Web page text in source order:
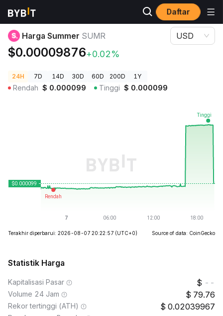
Daftar
Harga Kripto
Harga Summer SUMR
$0.00009876+0.02%
USD
24H 7D 14D 30D 60D 200D 1Y
Rendah $ 0.000099 Tinggi $ 0.000099
Terakhir diperbarui: 2026-08-07 20:22:57 (UTC+0) Source of data: CoinGecko
Statistik Harga
Kapitalisasi Pasar --
Volume 24 Jam 79.76
Rekor tertinggi (ATH) 0.02039967